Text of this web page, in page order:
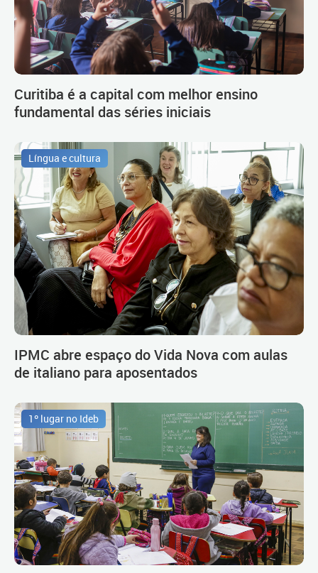
Curitiba é a capital com melhor ensino
fundamental das séries iniciais
Língua e cultura
IPMC abre espaço do Vida Nova com aulas
de italiano para aposentados
1º lugar no Ideb